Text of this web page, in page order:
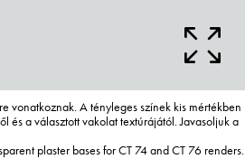
vonatkoznak. A tényleges színek kis mértékben
és a választott vakolat textúrájától. Javasoljuk a
plaster bases for CT 74 and CT 76 renders.